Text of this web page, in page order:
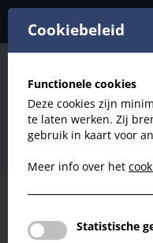
Cookiebeleid
Functionele cookies
Deze cookies zijn
te laten werken. Zij
gebruik in kaart voor
Meer info over het
Statistische
Met Warmteterugwinning
Lunos E² & Ego
Lunos E² &
Lunos Muurdoorvoer